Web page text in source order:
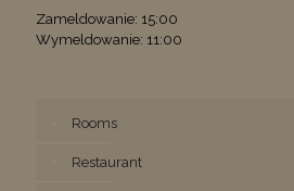
Zameldowanie: 15:00
Wymeldowanie: 11:00
Rooms
Restaurant